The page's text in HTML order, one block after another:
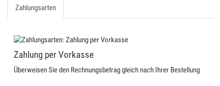
Zahlungsarten
Zahlung per Vorkasse
Überweisen Sie den Rechnungsbetrag gleich nach Ihrer Bestellung